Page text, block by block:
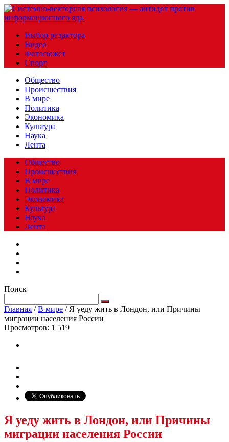
Выбор редактора
Видео
Фотосюжет
Спорт
Общество
Происшествия
В мире
Политика
Экономика
Культура
Наука
Лента
Общество
Происшествия
В мире
Политика
Экономика
Культура
Наука
Лента
Поиск
Главная /В мире / Я уеду жить в Лондон, или Причины
миграции населения России
Просмотров: 1 519
Я уеду жить в Лондон, или Причины
миграции населения России